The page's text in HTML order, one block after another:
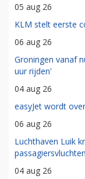
05 aug 26
KLM stelt eerste
06 aug 26
Groningen vanaf
uur rijden'
04 aug 26
easyJet wordt
06 aug 26
Luchthaven Luik
04 aug 26